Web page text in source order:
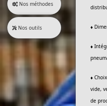
Nos méthodes
Nos outils ♦
♦
♦
vide,
de